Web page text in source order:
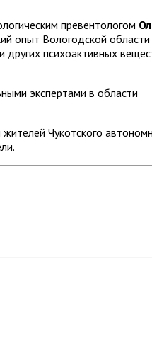
превентологом
опыт Вологодской
психоактивных
экспертами в области
Чукотского